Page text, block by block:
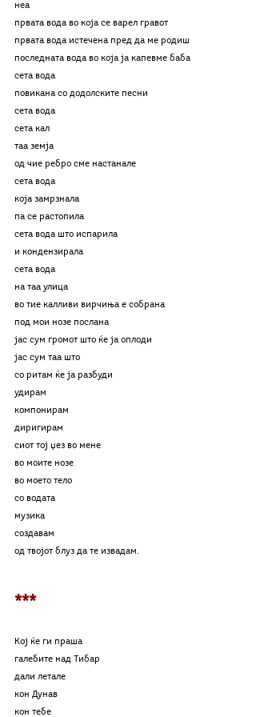
неа
првата вода во која се варел гравот
првата вода истечена пред да ме родиш
последната вода во која ја капевме баба
сета вода
повикана со додолските песни
сета вода
сета кал
таа земја
од чие ребро сме настанале
сета вода
која замрзнала
па се растопила
сета вода што испарила
и кондензирала
сета вода
на таа улица
во тие калливи вирчиња е собрана
под мои нозе послана
јас сум громот што ќе ја оплоди
јас сум таа што
со ритам ќе ја разбуди
удирам
компонирам
диригирам
сиот тој џез во мене
во моите нозе
во моето тело
со водата
музика
создавам
од твојот блуз да те извадам.
***
Кој ќе ги праша
галебите над Тибар
дали летале
кон Дунав
кон тебе